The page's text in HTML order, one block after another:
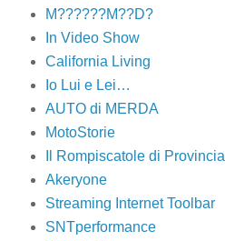
M??????M??D?
In Video Show
California Living
Io Lui e Lei…
AUTO di MERDA
MotoStorie
Il Rompiscatole di Provincia
Akeryone
Streaming Internet Toolbar
SNTperformance